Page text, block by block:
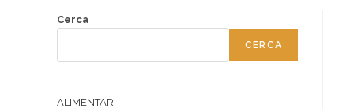
Cerca
CERCA
ALIMENTARI